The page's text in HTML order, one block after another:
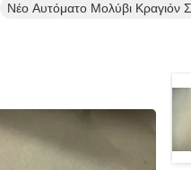
Νέο Αυτόματο Μολύβι Κραγιόν